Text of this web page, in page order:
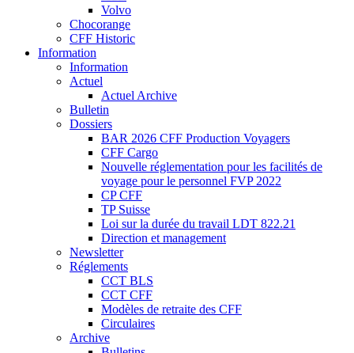
Volvo
Chocorange
CFF Historic
Information
Information
Actuel
Actuel Archive
Bulletin
Dossiers
BAR 2026 CFF Production Voyagers
CFF Cargo
Nouvelle réglementation pour les facilités de
voyage pour le personnel FVP 2022
CP CFF
TP Suisse
Loi sur la durée du travail LDT 822.21
Direction et management
Newsletter
Réglements
CCT BLS
CCT CFF
Modèles de retraite des CFF
Circulaires
Archive